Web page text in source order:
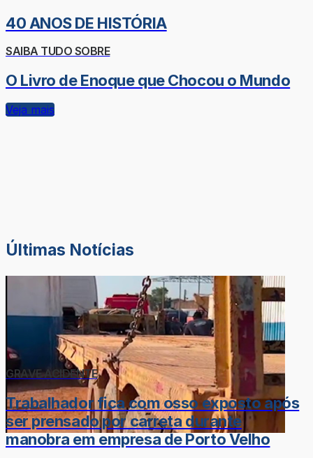
40 ANOS DE HISTÓRIA
SAIBA TUDO SOBRE
O Livro de Enoque que Chocou o Mundo
Veja mais
Últimas Notícias
GRAVE ACIDENTE
Trabalhador fica com osso exposto após
ser prensado por carreta durante
manobra em empresa de Porto Velho